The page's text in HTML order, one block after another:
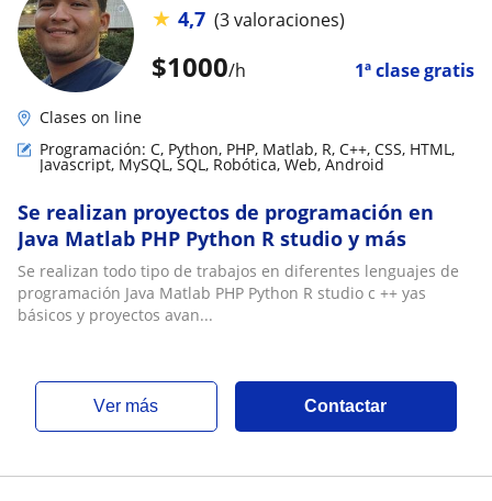
$1000/h 1ª clase gratis
★ 4,7 (3 valoraciones)
Clases on line
Programación: C, Python, PHP, Matlab, R, C++, CSS, HTML,
Javascript, MySQL, SQL, Robótica, Web, Android
Se realizan proyectos de programación en
Java Matlab PHP Python R studio y más
Se realizan todo tipo de trabajos en diferentes lenguajes de
programación Java Matlab PHP Python R studio c ++ yas
básicos y proyectos avan...
ver más Contactar